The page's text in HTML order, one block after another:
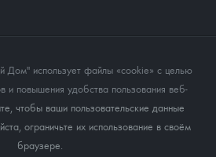
использует файлы «cookie» с целью
и повышения удобства пользования веб-
чтобы ваши пользовательские данные
ограничьте их использование в своём
браузере.